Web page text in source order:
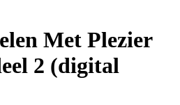
Met Plezier
2 (digital